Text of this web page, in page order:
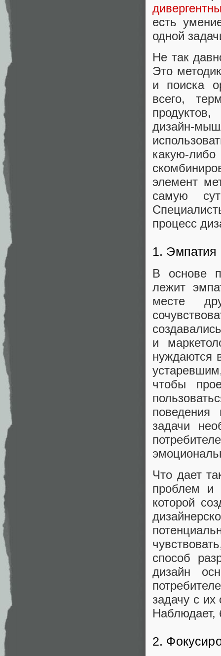
есть
одной
Не так
Это
и поиска
всего,
дизайн-
какую-
элемент
самую
процесс
1. Эмпатия
В основе
лежит
месте
и
нуждаются
чтобы
поведения
задачи
Что дает
проблем и
которой
способ
дизайн
задачу с
Наблюдает,
2.